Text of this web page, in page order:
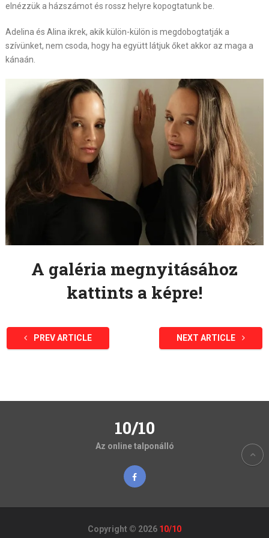
elnézzük a házszámot és rossz helyre kopogtatunk be.
Adelina és Alina ikrek, akik külön-külön is megdobogtatják a
szívünket, nem csoda, hogy ha együtt látjuk őket akkor az maga a
kánaán.
A galéria megnyitásához
kattints a képre!
PREV ARTICLE NEXT ARTICLE
10/10
Az online talponálló
Copyright © 2026 10/10